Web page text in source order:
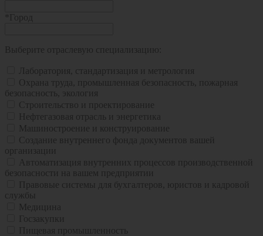
Город
Выберите отраслевую специализацию:
Лаборатория, стандартизация и метрология
Охрана труда, промышленная безопасность, пожарная
безопасность, экология
Строительство и проектирование
Нефтегазовая отрасль и энергетика
Машиностроение и конструирование
Создание внутреннего фонда документов вашей
организации
Автоматизация внутренних процессов производственной
безопасности на вашем предприятии
Правовые системы для бухгалтеров, юристов и кадровой
службы
Медицина
Госзакупки
Пищевая промышленность